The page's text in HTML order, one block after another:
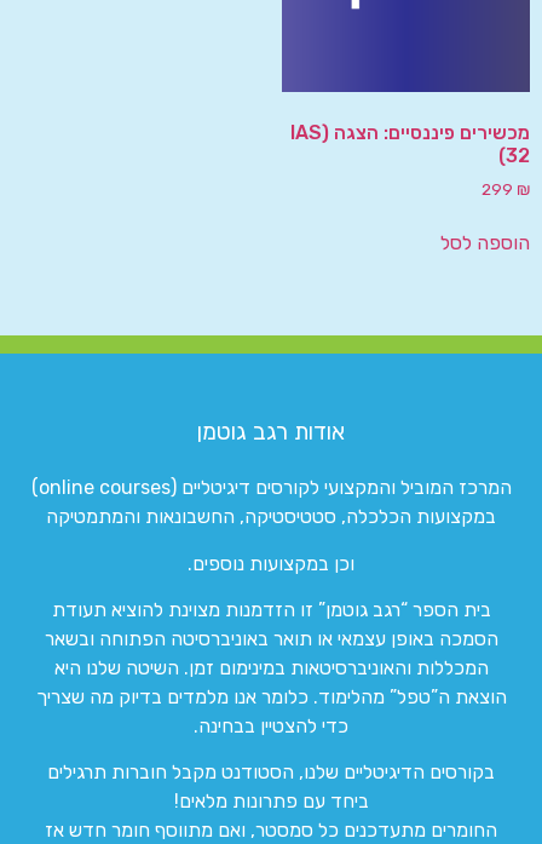
מכשירים פיננסיים: הצגה (IAS
32)
299 ₪
הוספה לסל
אודות רגב גוטמן
המרכז המוביל והמקצועי לקורסים דיגיטליים (online courses)
במקצועות הכלכלה, סטטיסטיקה, החשבונאות והמתמטיקה
וכן במקצועות נוספים.
בית הספר “רגב גוטמן” זו הזדמנות מצוינת להוציא תעודת
הסמכה באופן עצמאי או תואר באוניברסיטה הפתוחה ובשאר
המכללות והאוניברסיטאות במינימום זמן. השיטה שלנו היא
הוצאת ה”טפל” מהלימוד. כלומר אנו מלמדים בדיוק מה שצריך
כדי להצטיין בבחינה.
בקורסים הדיגיטליים שלנו, הסטודנט מקבל חוברות תרגילים
ביחד עם פתרונות מלאים!
החומרים מתעדכנים כל סמסטר, ואם מתווסף חומר חדש אז